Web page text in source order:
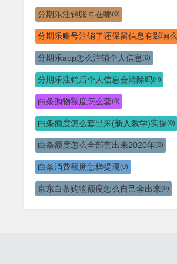
分期乐注销账号在哪(0)
分期乐账号注销了还保留信息有影响么
分期乐app怎么注销个人信息(0)
分期乐注销后个人信息会清除吗(0)
白条购物额度怎么套(0)
白条额度怎么套出来(新人教学)实操(0)
白条额度怎么全部套出来2020年(0)
白条消费额度怎样提现(0)
京东白条购物额度怎么自己套出来(0)